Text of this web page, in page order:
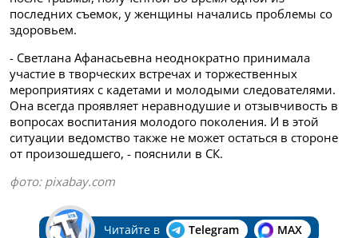
последних съемок, у женщины начались проблемы со
здоровьем.
- Светлана Афанасьевна неоднократно принимала
участие в творческих встречах и торжественных
мероприятиях с кадетами и молодыми следователями.
Она всегда проявляет неравнодушие и отзывчивость в
вопросах воспитания молодого поколения. И в этой
ситуации ведомство также не может остаться в стороне
от произошедшего, - пояснили в СК.
фото: pixabay.com
Читайте в Telegram MAX